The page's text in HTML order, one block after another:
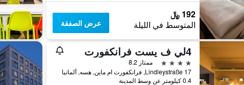
192 ﷼
المتوسط في الليلة عرض الصفقة
4لي ف يست فرانكفورت
4 نجوم
ممتاز 8.2
Lindleystraße 17, فرانكفورت ام ماين, هسه, ألمانيا
0.4 كيلومتر عن وسط المدينة